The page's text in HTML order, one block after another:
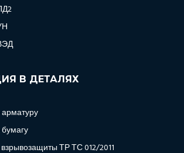
В ДЕТАЛЯХ
ТР ТС 012/2011